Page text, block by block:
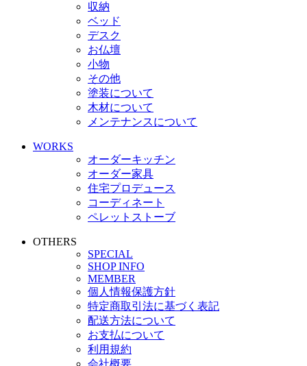
収納
ベッド
デスク
お仏壇
小物
その他
塗装について
木材について
メンテナンスについて
WORKS
オーダーキッチン
オーダー家具
住宅プロデュース
コーディネート
ペレットストーブ
OTHERS
SPECIAL
SHOP INFO
MEMBER
個人情報保護方針
特定商取引法に基づく表記
配送方法について
お支払について
利用規約